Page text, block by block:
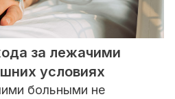
за лежачими
условиях
больными не